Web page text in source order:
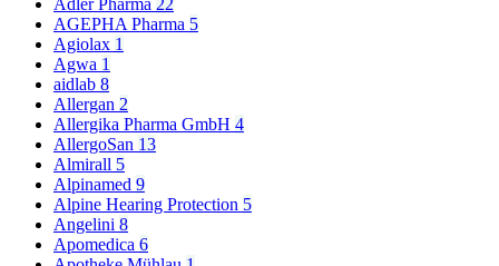
AGEPHA Pharma 5
Agiolax 1
Agwa 1
aidlab 8
Allergan 2
Allergika Pharma GmbH 4
AllergoSan 13
Almirall 5
Alpinamed 9
Alpine Hearing Protection 5
Angelini 8
Apomedica 6